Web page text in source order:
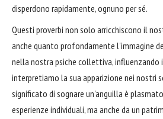
disperdono rapidamente, ognuno per sé.
Questi proverbi non solo arricchiscono il
anche quanto profondamente l'immagine
nella nostra psiche collettiva, influenzando
interpretiamo la sua apparizione nei nostri
significato di sognare un'anguilla è
esperienze individuali, ma anche da un